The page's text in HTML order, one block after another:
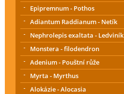
Epipremnum - Pothos
Adiantum Raddianum - Netík
Nephrolepis exaltata - Ledviník
Monstera - filodendron
Adenium - Pouštní růže
Myrta - Myrthus
Alokázie - Alocasia